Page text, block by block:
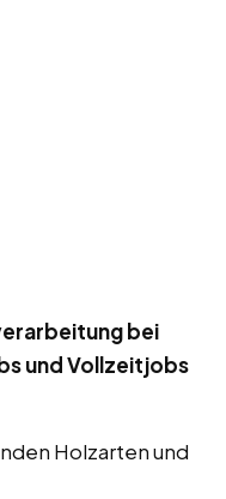
bei
und Vollzeitjobs
Holzarten und